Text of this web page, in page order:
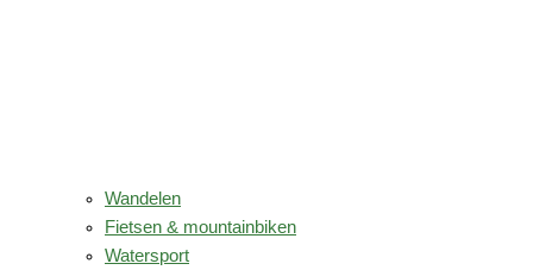
Wandelen
Fietsen & mountainbiken
Watersport